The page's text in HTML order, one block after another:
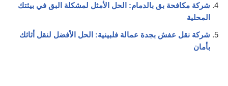
شركة مكافحة بق بالدمام: الحل الأمثل لمشكلة البق في بيئتك
المحلية
شركة نقل عفش بجدة عمالة فلبينية: الحل الأفضل لنقل أثاثك
بأمان